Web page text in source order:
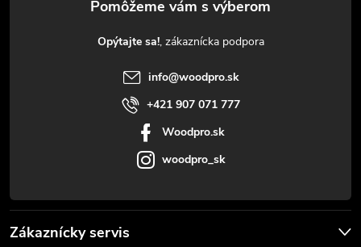
Zákaznícky servis
Opýtajte sa!
info@woodpro.sk
+421 907 071 777
Woodpro.sk
woodpro_sk